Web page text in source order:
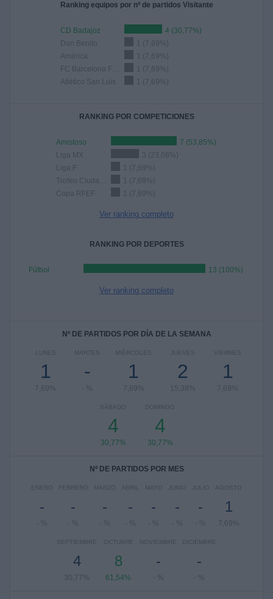
Ranking equipos por nº de partidos Visitante
CD Badajoz
4 (30,77%)
Don Benito
1 (7,69%)
América
1 (7,69%)
1 (7,69%)
Atlético San Luis
1 (7,69%)
RANKING POR COMPETICIONES
Amistoso
7 (53,85%)
Liga MX
3 (23,08%)
Liga F
1 (7,69%)
1 (7,69%)
Copa RFEF
1 (7,69%)
Ver ranking completo
RANKING POR DEPORTES
Fútbol 13 (100%)
Ver ranking completo
Nº DE PARTIDOS POR DÍA DE LA SEMANA
LUNES
1
7,69%
MARTES
-
- %
MIÉRCOLES
1
7,69%
JUEVES
2
15,38%
VIERNES
1
7,69%
SÁBADO
4
30,77%
DOMINGO
4
30,77%
Nº DE PARTIDOS POR MES
ENERO
-
- %
FEBRERO
-
- %
MARZO
-
- %
ABRIL
-
- %
MAYO
-
- %
JUNIO
-
- %
JULIO
-
- %
AGOSTO
1
7,69%
SEPTIEMBRE
4
30,77%
OCTUBRE
8
61,54%
NOVIEMBRE
-
- %
DICIEMBRE
-
- %